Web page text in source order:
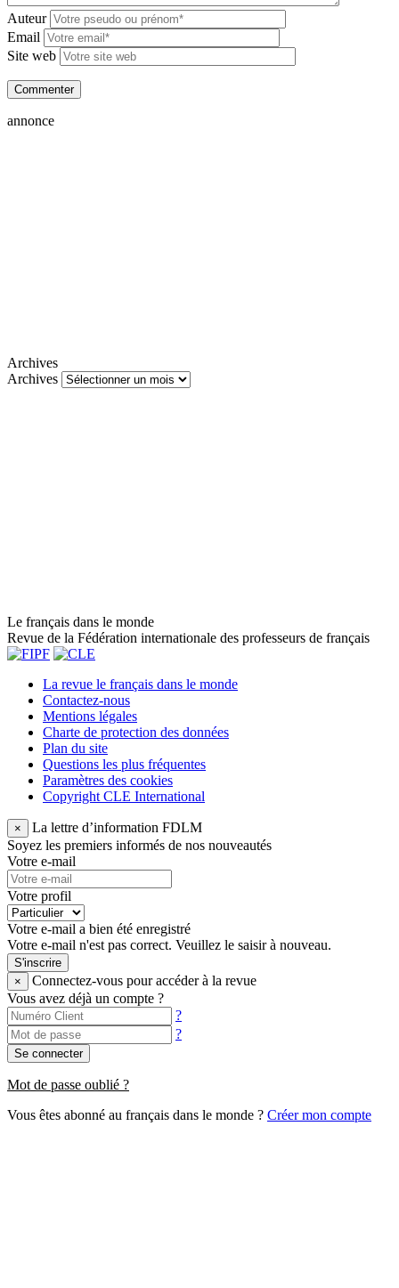
Auteur
Email
Site web
annonce
Archives
Archives
Le français dans le monde
Revue de la Fédération internationale des professeurs de français
La revue le français dans le monde
Contactez-nous
Mentions légales
Charte de protection des données
Plan du site
Questions les plus fréquentes
Paramètres des cookies
Copyright CLE International
×
La lettre d’information FDLM
Soyez les premiers informés de nos nouveautés
Votre e-mail
Votre profil
Votre e-mail a bien été enregistré
Votre e-mail n'est pas correct. Veuillez le saisir à nouveau.
S'inscrire
×
Connectez-vous pour accéder à la revue
Vous avez déjà un compte ?
?
?
Se connecter
Mot de passe oublié ?
Vous êtes abonné au français dans le monde ? Créer mon compte